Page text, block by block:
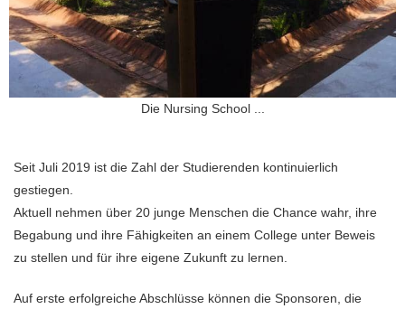
Die Nursing School ...
Seit Juli 2019 ist die Zahl der Studierenden kontinuierlich
gestiegen.
Aktuell nehmen über 20 junge Menschen die Chance wahr, ihre
Begabung und ihre Fähigkeiten an einem College unter Beweis
zu stellen und für ihre eigene Zukunft zu lernen.
Auf erste erfolgreiche Abschlüsse können die Sponsoren, die